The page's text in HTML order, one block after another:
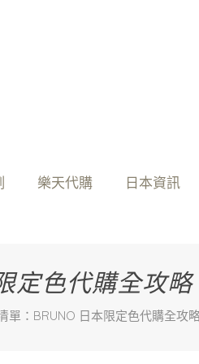
樂天代購 日本資訊
定色代購全攻
單：BRUNO 日本限定色代購全攻